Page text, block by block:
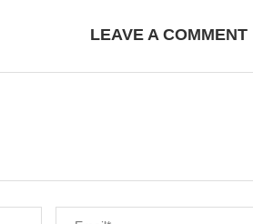
LEAVE A COMMENT